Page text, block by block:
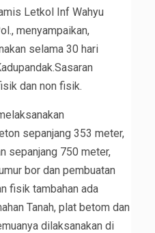
Letkol Inf Wahyu
menyampaikan,
selama 30 hari
dan non fisik.
sepanjang 353 meter,
sepanjang 750 meter,
bor dan pembuatan
fisik tambahan ada
Tanah, plat betom dan
dilaksanakan di